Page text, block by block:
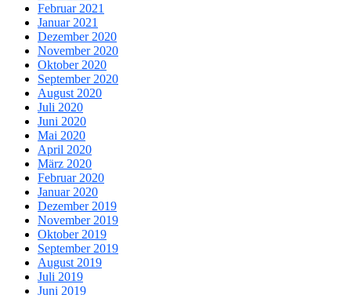
Februar 2021
Januar 2021
Dezember 2020
November 2020
Oktober 2020
September 2020
August 2020
Juli 2020
Juni 2020
Mai 2020
April 2020
März 2020
Februar 2020
Januar 2020
Dezember 2019
November 2019
Oktober 2019
September 2019
August 2019
Juli 2019
Juni 2019